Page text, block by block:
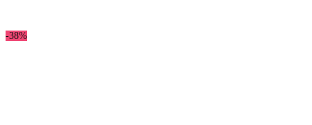
-38%